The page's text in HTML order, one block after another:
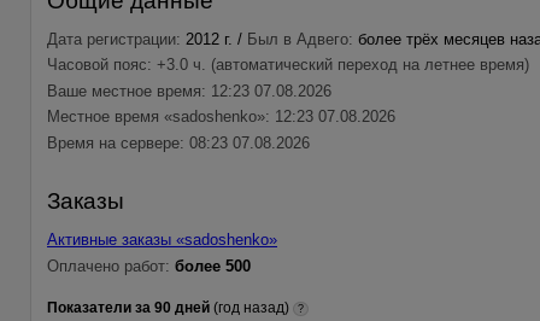
Дата регистрации: 2012 г. / Был в Адвего: более трёх месяцев
Часовой пояс: +3.0 ч. (автоматический переход на летнее время)
Ваше местное время: 12:23 07.08.2026
Местное время «sadoshenko»: 12:23 07.08.2026
Время на сервере: 08:23 07.08.2026
Заказы
Активные заказы «sadoshenko»
Оплачено работ: более 500
Показатели за 90 дней (год назад) ?